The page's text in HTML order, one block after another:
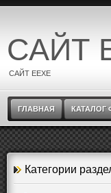
САЙТ
САЙТ EEXE
ГЛАВНАЯ КАТАЛОГ
Категории